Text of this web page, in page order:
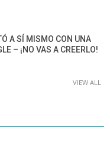
A SÍ MISMO CON UNA
– ¡NO VAS A CREERLO!
VIEW ALL